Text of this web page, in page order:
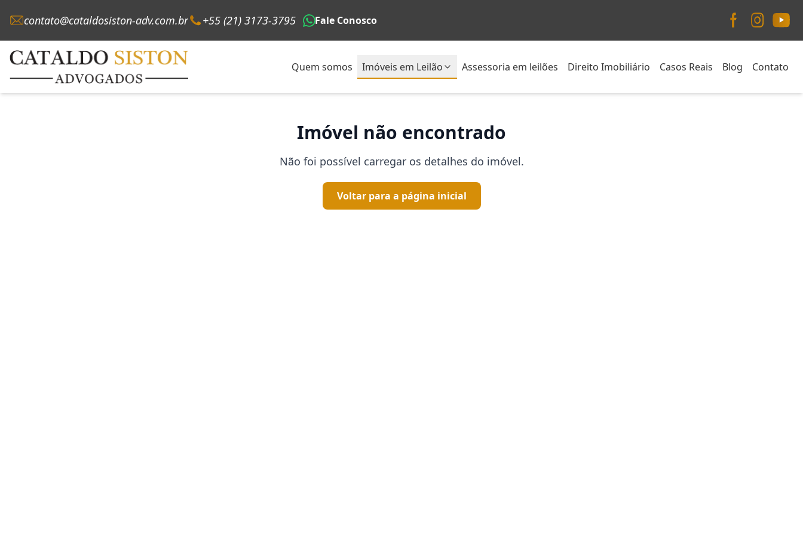
contato@cataldosiston-adv.com.br +55 (21) 3173-3795 Fale Conosco
Quem somos Imóveis em Leilão Assessoria em leilões Direito Imobiliário Casos Reais Blog Contato
Imóvel não encontrado
Não foi possível carregar os detalhes do imóvel.
Voltar para a página inicial